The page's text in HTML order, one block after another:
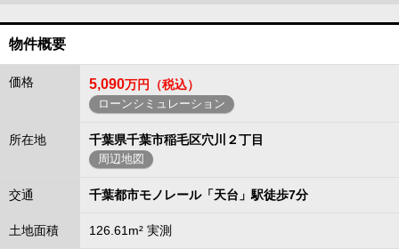
物件概要
価格 5,090万円（税込）
ローンシミュレーション
所在地 千葉県千葉市稲毛区穴川２丁目
周辺地図
交通 千葉都市モノレール「天台」駅徒歩7分
土地面積 126.61m² 実測